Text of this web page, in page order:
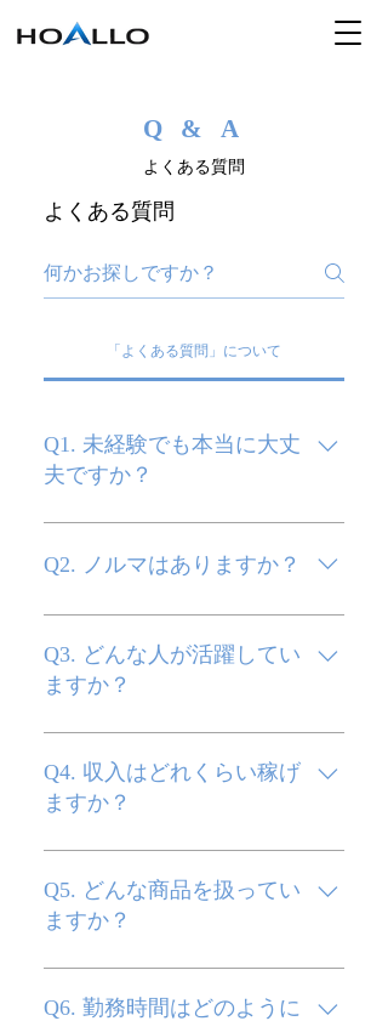
Q & A
よくある質問
よくある質問
「よくある質問」について
Q1. 未経験でも本当に大丈
夫ですか？
A. はい、大丈夫です。 当社のス
タッフのほとんどが未経験からス
行があるので、営業経験がなくて
も安心して始められます。
Q2. ノルマはありますか？
A. 厳しいノルマはありません。
目標はありますが、チームでサポ
ートしながら達成を目指します。
ませんので安心してください。
Q3. どんな人が活躍してい
ますか？
A. 学歴や経験に関係なく、素直な
心を持っていて行動量に出せる方
が活躍しています。
Q4. 収入はどれくらい稼げ
ますか？
A. 成果に応じてインセンティブが
支給されます。 未経験スタートで
も月収100万円以上を目指すこと
入に反映される仕組みです。
Q5. どんな商品を扱ってい
ますか？
A. お客様の生活をより良くするサ
ービスや商品を取り扱っていま
Q6. 勤務時間はどのように